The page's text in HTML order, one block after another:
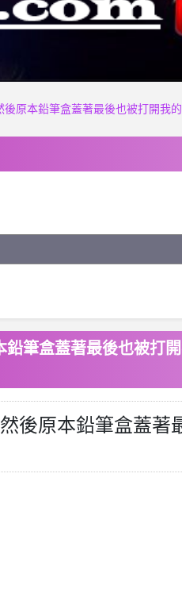
原本鉛筆盒蓋著最後也被打開我
筆盒蓋著最後也被打
後原本鉛筆盒蓋著